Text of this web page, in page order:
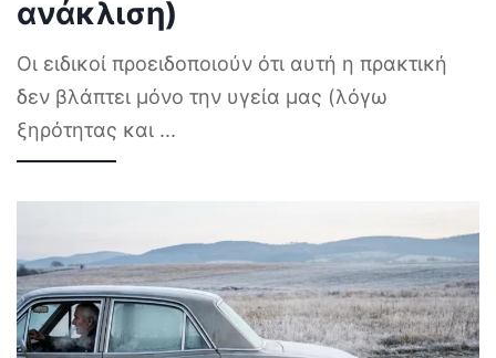
ανάκλιση)
Οι ειδικοί προειδοποιούν ότι αυτή η πρακτική
δεν βλάπτει μόνο την υγεία μας (λόγω
ξηρότητας και ...